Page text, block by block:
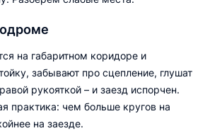
на габаритном коридоре и
забывают про сцепление, глушат
рукояткой – и заезд испорчен.
практика: чем больше кругов на
на заезде.